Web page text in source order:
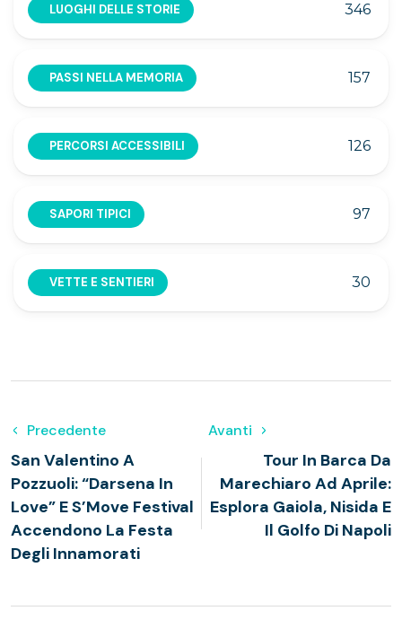
LUOGHI DELLE STORIE 346
PASSI NELLA MEMORIA 157
PERCORSI ACCESSIBILI 126
SAPORI TIPICI 97
VETTE E SENTIERI 30
Precedente
San Valentino A
Pozzuoli: “Darsena In
Love” E S’Move Festival
Accendono La Festa
Degli Innamorati
Avanti
Tour In Barca Da
Marechiaro Ad Aprile:
Esplora Gaiola, Nisida E
Il Golfo Di Napoli